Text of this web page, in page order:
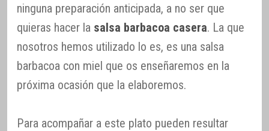
ninguna preparación anticipada, a no ser que
quieras hacer la salsa barbacoa casera. La que
nosotros hemos utilizado lo es, es una salsa
barbacoa con miel que os enseñaremos en la
próxima ocasión que la elaboremos.
Para acompañar a este plato pueden resultar